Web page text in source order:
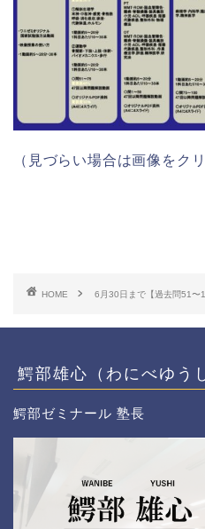
（見づらい場合は画像をク
HOME 6月30日まで【過去問51〜
鰐部雄心（わにべゆう
鰐部ゼミナール 塾長